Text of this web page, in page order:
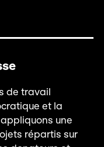
de travail
et la
une
répartis sur